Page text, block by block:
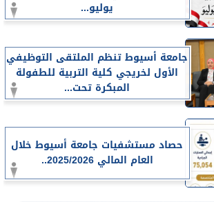
يوليو...
جامعة أسيوط تنظم الملتقى التوظيفي
الأول لخريجي كلية التربية للطفولة
المبكرة تحت...
حصاد مستشفيات جامعة أسيوط خلال
العام المالي 2025/2026..